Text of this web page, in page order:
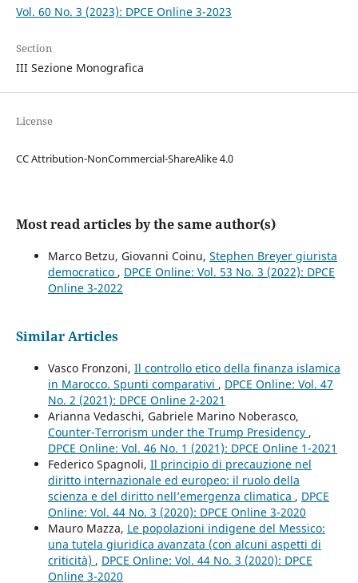
Vol. 60 No. 3 (2023): DPCE Online 3-2023
Section
III Sezione Monografica
License
CC Attribution-NonCommercial-ShareAlike 4.0
Most read articles by the same author(s)
Marco Betzu, Giovanni Coinu, Stephen Breyer giurista
democratico , DPCE Online: Vol. 53 No. 3 (2022): DPCE
Online 3-2022
Similar Articles
Vasco Fronzoni, Il controllo etico della finanza islamica
in Marocco. Spunti comparativi , DPCE Online: Vol. 47
No. 2 (2021): DPCE Online 2-2021
Arianna Vedaschi, Gabriele Marino Noberasco,
Counter-Terrorism under the Trump Presidency ,
DPCE Online: Vol. 46 No. 1 (2021): DPCE Online 1-2021
Federico Spagnoli, Il principio di precauzione nel
diritto internazionale ed europeo: il ruolo della
scienza e del diritto nell’emergenza climatica , DPCE
Online: Vol. 44 No. 3 (2020): DPCE Online 3-2020
Mauro Mazza, Le popolazioni indigene del Messico:
una tutela giuridica avanzata (con alcuni aspetti di
criticità) , DPCE Online: Vol. 44 No. 3 (2020): DPCE
Online 3-2020